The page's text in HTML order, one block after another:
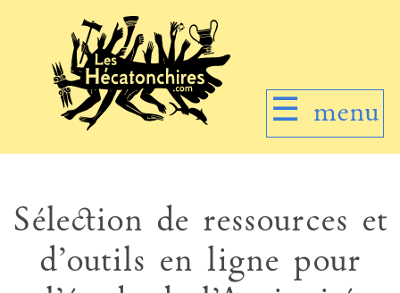
☰ menu
Sélection de ressources et
d’outils en ligne pour